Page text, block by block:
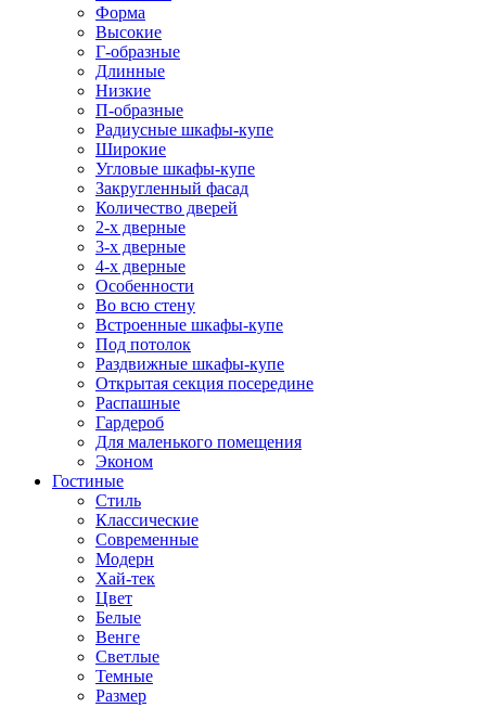
Форма
Высокие
Г-образные
Длинные
Низкие
П-образные
Радиусные шкафы-купе
Широкие
Угловые шкафы-купе
Закругленный фасад
Количество дверей
2-х дверные
3-х дверные
4-х дверные
Особенности
Во всю стену
Встроенные шкафы-купе
Под потолок
Раздвижные шкафы-купе
Открытая секция посередине
Распашные
Гардероб
Для маленького помещения
Эконом
Гостиные
Стиль
Классические
Современные
Модерн
Хай-тек
Цвет
Белые
Венге
Светлые
Темные
Размер